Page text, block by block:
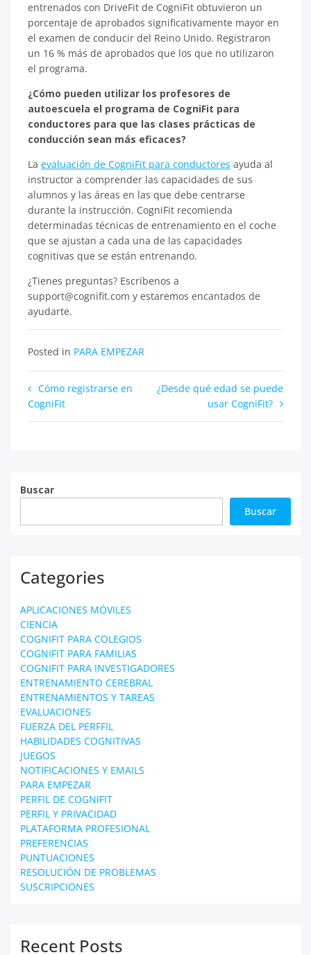
entrenados con DriveFit de CogniFit obtuvieron un
porcentaje de aprobados significativamente mayor en
el examen de conducir del Reino Unido. Registraron
un 16 % más de aprobados que los que no utilizaron
el programa.
¿Cómo pueden utilizar los profesores de
autoescuela el programa de CogniFit para
conductores para que las clases prácticas de
conducción sean más eficaces?
La evaluación de CogniFit para conductores ayuda al
instructor a comprender las capacidades de sus
alumnos y las áreas en las que debe centrarse
durante la instrucción. CogniFit recomienda
determinadas técnicas de entrenamiento en el coche
que se ajustan a cada una de las capacidades
cognitivas que se están entrenando.
¿Tienes preguntas? Escríbenos a
support@cognifit.com y estaremos encantados de
ayudarte.
Posted in PARA EMPEZAR
Navegación
de
Cómo registrarse en
CogniFit
¿Desde qué edad se puede
usar CogniFit?
Buscar
Buscar
Categories
APLICACIONES MÓVILES
CIENCIA
COGNIFIT PARA COLEGIOS
COGNIFIT PARA FAMILIAS
COGNIFIT PARA INVESTIGADORES
ENTRENAMIENTO CEREBRAL
ENTRENAMIENTOS Y TAREAS
EVALUACIONES
FUERZA DEL PERFFIL
HABILIDADES COGNITIVAS
JUEGOS
NOTIFICACIONES Y EMAILS
PARA EMPEZAR
PERFIL DE COGNIFIT
PERFIL Y PRIVACIDAD
PLATAFORMA PROFESIONAL
PREFERENCIAS
PUNTUACIONES
RESOLUCIÓN DE PROBLEMAS
SUSCRIPCIONES
Recent Posts